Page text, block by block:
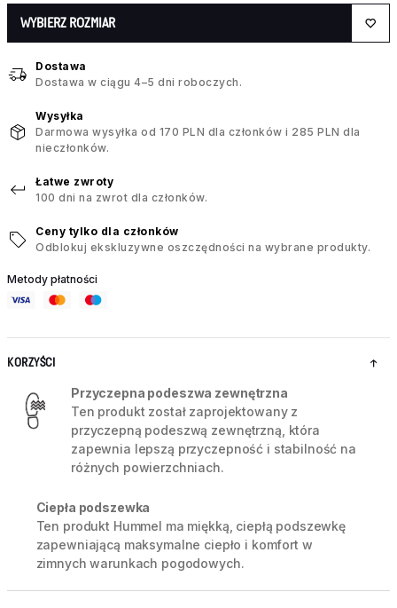
WYBIERZ ROZMIAR
Dostawa
Dostawa w ciągu 4–5 dni roboczych.
Wysyłka
Darmowa wysyłka od 170 PLN dla członków i 285 PLN dla
nieczłonków.
Łatwe zwroty
100 dni na zwrot dla członków.
Ceny tylko dla członków
Odblokuj ekskluzywne oszczędności na wybrane produkty.
Metody płatności
KORZYŚCI
Przyczepna podeszwa zewnętrzna
Ten produkt został zaprojektowany z
przyczepną podeszwą zewnętrzną, która
zapewnia lepszą przyczepność i stabilność na
różnych powierzchniach.
Ciepła podszewka
Ten produkt Hummel ma miękką, ciepłą podszewkę
zapewniającą maksymalne ciepło i komfort w
zimnych warunkach pogodowych.